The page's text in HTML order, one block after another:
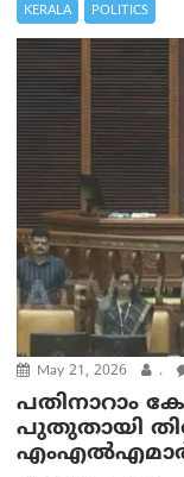
KERALA POLITICS
May 21, 2026 .
പതിനാറാം
പുതുതായി